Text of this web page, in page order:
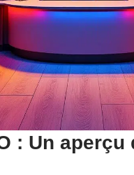
: Un aperçu